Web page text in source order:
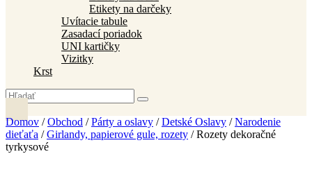
Etikety na darčeky
Uvítacie tabule
Zasadací poriadok
UNI kartičky
Vizitky
Krst
Domov /Obchod /Párty a oslavy /Detské Oslavy /Narodenie
dieťaťa /Girlandy, papierové gule, rozety / Rozety dekoračné
tyrkysové